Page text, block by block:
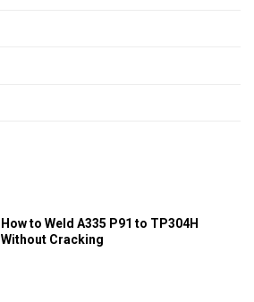
How to Weld A335 P91 to TP304H
Without Cracking